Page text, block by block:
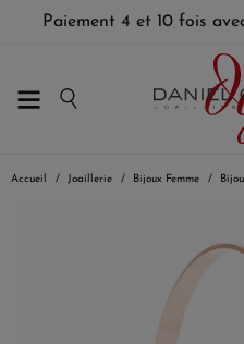
Paiement 4 et 10 fois
Accueil Joaillerie Bijoux Femme